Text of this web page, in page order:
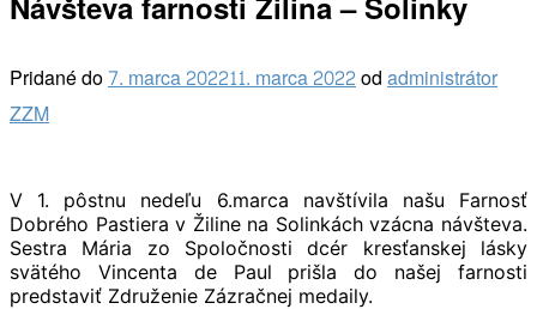
Pridané do7. marca 202211. marca 2022odadministrátor
ZZM
V 1. pôstnu nedeľu 6.marca navštívila našu Farnosť
Dobrého Pastiera v Žiline na Solinkách vzácna návšteva.
Sestra Mária zo Spoločnosti dcér kresťanskej lásky
svätého Vincenta de Paul prišla do našej farnosti
predstaviť Združenie Zázračnej medaily.